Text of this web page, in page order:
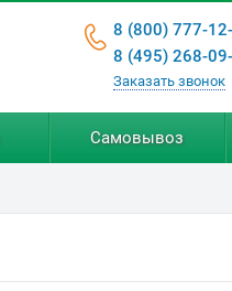
8 (800) 777-
8 (495) 268-
Заказать звонок
Самовывоз